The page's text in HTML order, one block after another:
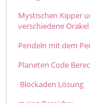
Mystischen Kipper
verschiedene Orakel
Pendeln mit dem
Planeten Code
Blockaden Lösung